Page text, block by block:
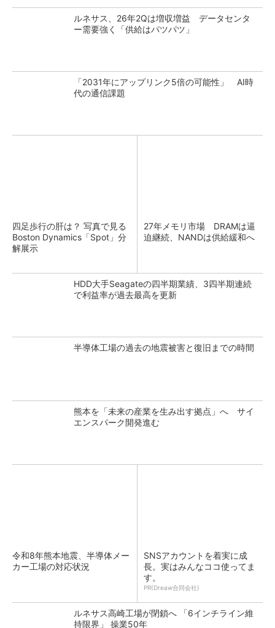
ルネサス、26年2Qは増収増益 データセンタ
ー需要強く「供給はパツパツ」
「2031年にアップリンク5倍の可能性」 AI時
代の通信課題
四足歩行の肝は？ 写真で見る
Boston Dynamics「Spot」分
解展示
27年メモリ市場 DRAMは逼
迫継続、NANDは供給緩和へ
HDD大手Seagateの四半期業績、3四半期連続
で利益率が過去最高を更新
半導体工場の過去の地震被害と復旧までの時間
熊本を「未来の産業を生み出す拠点」へ サイ
エンスパーク開発進む
令和8年熊本地震、半導体メー
カー工場の対応状況
SNSアカウントを着実に成
長。実はみんなココ使ってま
す。
PR(Dreaw合同会社)
ルネサス高崎工場が閉鎖へ 「6インチライン維
持限界」 操業50年